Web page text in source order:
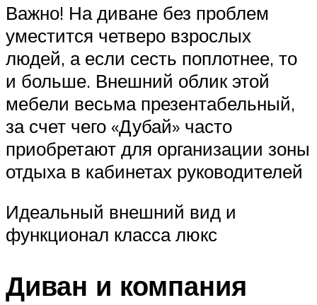
Важно! На диване без проблем
уместится четверо взрослых
людей, а если сесть поплотнее, то
и больше. Внешний облик этой
мебели весьма презентабельный,
за счет чего «Дубай» часто
приобретают для организации зоны
отдыха в кабинетах руководителей
Идеальный внешний вид и
функционал класса люкс
Диван и компания